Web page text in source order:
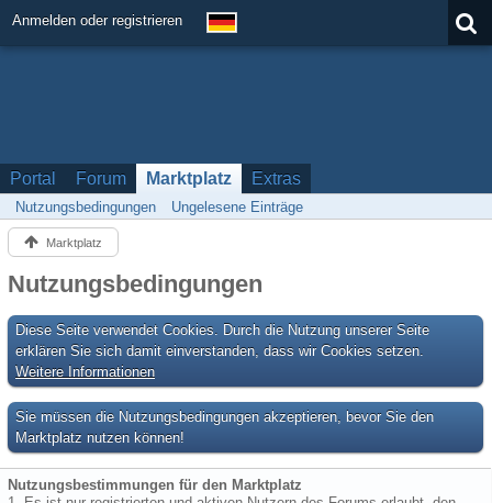
Anmelden oder registrieren
Portal Forum Marktplatz Extras
Nutzungsbedingungen Ungelesene Einträge
Marktplatz
Nutzungsbedingungen
Diese Seite verwendet Cookies. Durch die Nutzung unserer Seite
erklären Sie sich damit einverstanden, dass wir Cookies setzen.
Weitere Informationen
Sie müssen die Nutzungsbedingungen akzeptieren, bevor Sie den
Marktplatz nutzen können!
Nutzungsbestimmungen für den Marktplatz